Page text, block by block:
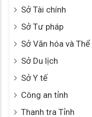
Sở Tài chính
Sở Tư pháp
Sở Văn hóa và
Sở Du lịch
Sở Y tế
Công an tỉnh
Thanh tra Tỉnh